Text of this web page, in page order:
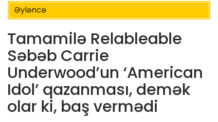
Əyləncə
Tamamilə Relableable
Səbəb Carrie
Underwood’un ‘American
Idol’ qazanması, demək
olar ki, baş vermədi